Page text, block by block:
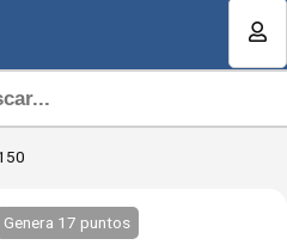
de descuento?
Genera 17 puntos